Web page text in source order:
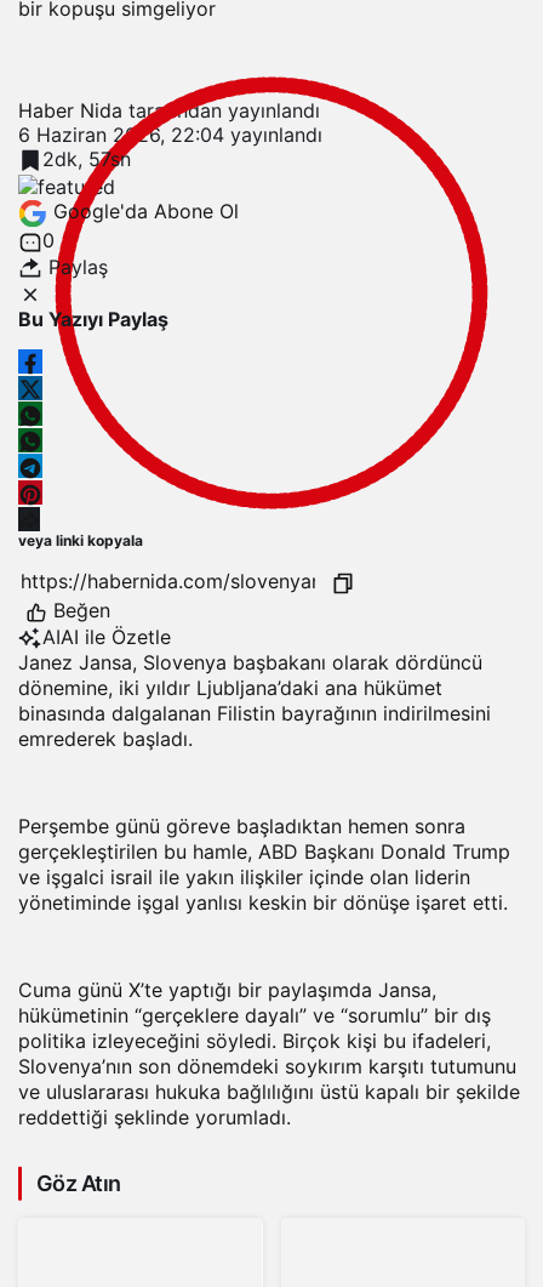
bir kopuşu simgeliyor
Haber Nida tarafından yayınlandı
6 Haziran 2026, 22:04 yayınlandı
2dk, 57sn
Google'da Abone Ol
0
Paylaş
Bu Yazıyı Paylaş
veya linki kopyala
Beğen
AIAI ile Özetle
Janez Jansa, Slovenya başbakanı olarak dördüncü
dönemine, iki yıldır Ljubljana’daki ana hükümet
binasında dalgalanan Filistin bayrağının indirilmesini
emrederek başladı.
Perşembe günü göreve başladıktan hemen sonra
gerçekleştirilen bu hamle, ABD Başkanı Donald Trump
ve işgalci israil ile yakın ilişkiler içinde olan liderin
yönetiminde işgal yanlısı keskin bir dönüşe işaret etti.
Cuma günü X’te yaptığı bir paylaşımda Jansa,
hükümetinin “gerçeklere dayalı” ve “sorumlu” bir dış
politika izleyeceğini söyledi. Birçok kişi bu ifadeleri,
Slovenya’nın son dönemdeki soykırım karşıtı tutumunu
ve uluslararası hukuka bağlılığını üstü kapalı bir şekilde
reddettiği şeklinde yorumladı.
Göz Atın